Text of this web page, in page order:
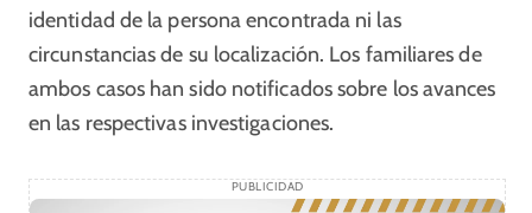
identidad de la persona encontrada ni las
circunstancias de su localización. Los familiares de
ambos casos han sido notificados sobre los avances
en las respectivas investigaciones.
PUBLICIDAD